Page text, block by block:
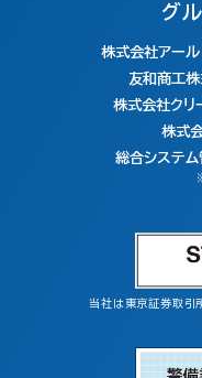
グ
株式会社アール
友和商工
株式会社クリ
株式
総合システ
当社は東京証券取引